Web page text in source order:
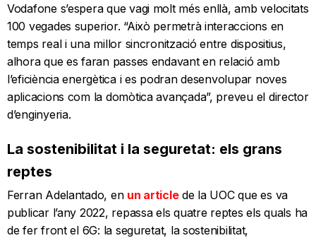
Vodafone s’espera que vagi molt més enllà, amb velocitats
100 vegades superior. “Això permetrà interaccions en
temps real i una millor sincronització entre dispositius,
alhora que es faran passes endavant en relació amb
l’eficiència energètica i es podran desenvolupar noves
aplicacions com la domòtica avançada”, preveu el director
d’enginyeria.
La sostenibilitat i la seguretat: els grans
reptes
Ferran Adelantado, en un articlede la UOC que es va
publicar l’any 2022, repassa els quatre reptes els quals ha
de fer front el 6G: la seguretat, la sostenibilitat,